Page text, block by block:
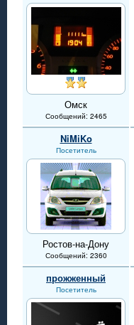
Омск
Сообщений: 2465
NiMiKo
Посетитель
Ростов-на-Дону
Сообщений: 2360
прожженный
Посетитель